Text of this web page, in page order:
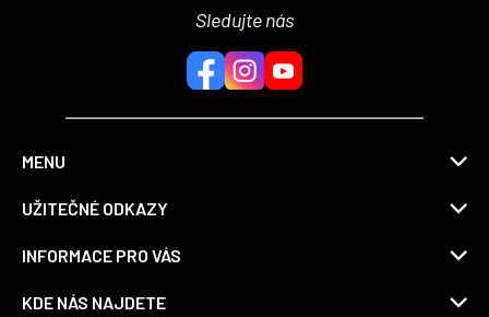
Sledujte nás
MENU
UŽITEČNÉ ODKAZY
INFORMACE PRO VÁS
KDE NÁS NAJDETE